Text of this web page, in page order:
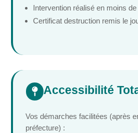
Intervention réalisé en moins
Certificat destruction remis le
 Accessibilité
Vos démarches facilitées (après
préfecture) :